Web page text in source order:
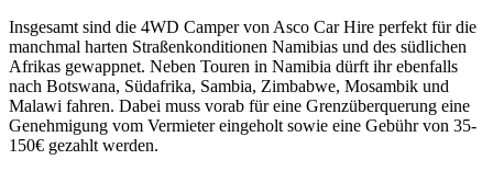
Insgesamt sind die 4WD Camper von Asco Car Hire perfekt für die
manchmal harten Straßenkonditionen Namibias und des südlichen
Afrikas gewappnet. Neben Touren in Namibia dürft ihr ebenfalls
nach Botswana, Südafrika, Sambia, Zimbabwe, Mosambik und
Malawi fahren. Dabei muss vorab für eine Grenzüberquerung eine
Genehmigung vom Vermieter eingeholt sowie eine Gebühr von 35-
150€ gezahlt werden.